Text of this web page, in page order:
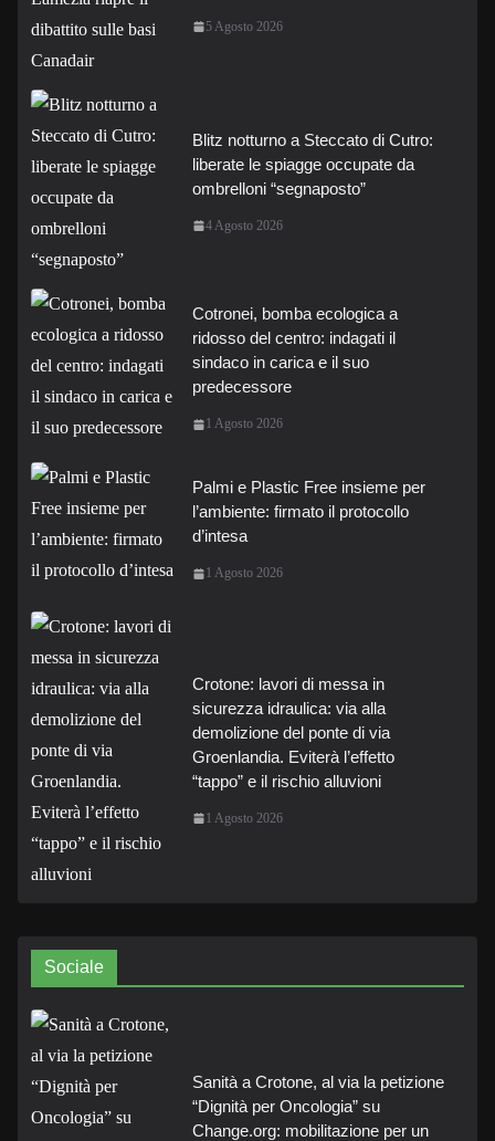
5 Agosto 2026
Blitz notturno a Steccato di Cutro:
liberate le spiagge occupate da
ombrelloni “segnaposto”
4 Agosto 2026
Cotronei, bomba ecologica a
ridosso del centro: indagati il
sindaco in carica e il suo
predecessore
1 Agosto 2026
Palmi e Plastic Free insieme per
l’ambiente: firmato il protocollo
d’intesa
1 Agosto 2026
Crotone: lavori di messa in
sicurezza idraulica: via alla
demolizione del ponte di via
Groenlandia. Eviterà l’effetto
“tappo” e il rischio alluvioni
1 Agosto 2026
Sociale
Sanità a Crotone, al via la petizione
“Dignità per Oncologia” su
Change.org: mobilitazione per un